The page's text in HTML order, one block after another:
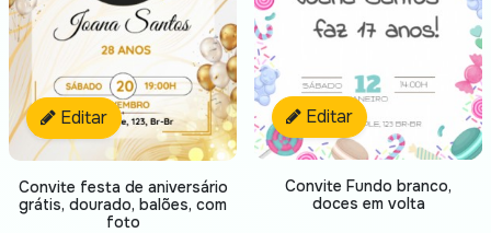
Editar
Convite festa de aniversário
grátis, dourado, balões, com
foto
Editar
Convite Fundo branco,
doces em volta